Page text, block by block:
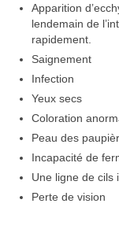
Apparition
lendemain de
rapidement.
Saignement
Infection
Yeux secs
Coloration
Peau des
Incapacité de
Une ligne de cils
Perte de vision